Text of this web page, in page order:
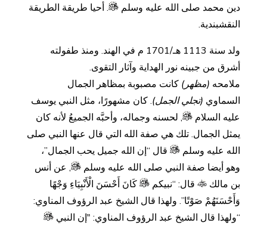
دين محمد صلى الله عليه وسلم
. أحيا طريقة الطريقة
النقشبندية.
ولد سنة 1113 هـ/1701 م في الهند. ومنذ طفولته
أشرق من جبينه نور الهداية وآثار التقوى.
ملامحه (مظهر) كانت مصبوبة بمظاهر الجمال
السماوي (تجلي الجمل). كان مشهورًا، مثل النبي يوسف
عليه السلام
, لحسنه وجماله، وأحبَّه الجميعُ لأنه كان
يمثل الجمال. تلك هي صفة الله التي قال عنها النبي صلى
الله عليه وسلم
قال “إن الله جميل يحب الجمال”،
وهو أيضا صفة النبي صلى الله عليه وسلم
, عن أنس
بن مالك
قال: “نبيكم
كَانَ أَحْسَنَ الْأَنْبِيَاءِ وَجْهًا
وَأَحْسَنَهُمْ صَوْتًا”. ولهذا قال الشيخ عبد الرؤوف المناوي:
“ولهذا قال الشيخ عبد الرؤوف المناوي: "إن النبي